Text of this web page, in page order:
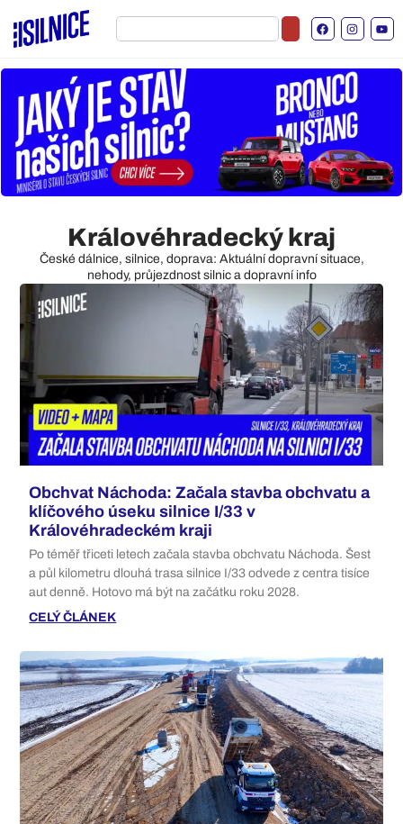
Královéhradecký kraj
České dálnice, silnice, doprava: Aktuální dopravní situace,
nehody, průjezdnost silnic a dopravní info
Obchvat Náchoda: Začala stavba obchvatu a
klíčového úseku silnice I/33 v
Královéhradeckém kraji
Po téměř třiceti letech začala stavba obchvatu Náchoda. Šest
a půl kilometru dlouhá trasa silnice I/33 odvede z centra tisíce
aut denně. Hotovo má být na začátku roku 2028.
CELÝ ČLÁNEK